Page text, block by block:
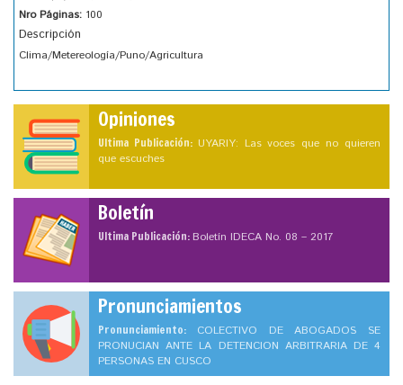
Nro Páginas: 100
Descripción
Clima/Metereología/Puno/Agricultura
Opiniones
Ultima Publicación: UYARIY: Las voces que no quieren
que escuches
Boletín
Ultima Publicación:Boletín IDECA No. 08 – 2017
Pronunciamientos
Pronunciamiento: COLECTIVO DE ABOGADOS SE
PRONUCIAN ANTE LA DETENCION ARBITRARIA DE 4
PERSONAS EN CUSCO